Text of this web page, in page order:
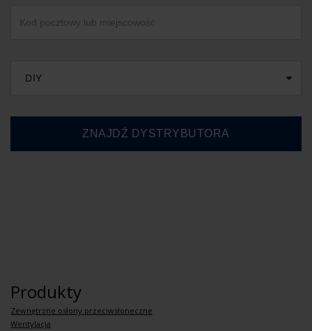
DIY
Produkty
Zewnętrzne osłony przeciwsłoneczne
Wentylacja